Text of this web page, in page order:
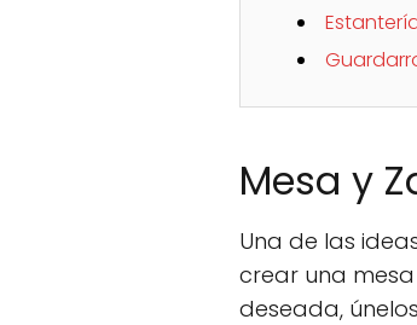
Mesa y
Una de las
crear una
deseada,